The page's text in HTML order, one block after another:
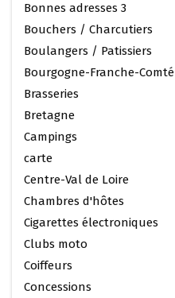
Bonnes adresses 3
Bouchers / Charcutiers
Boulangers / Patissiers
Bourgogne-Franche-Comté
Brasseries
Bretagne
Campings
carte
Centre-Val de Loire
Chambres d'hôtes
Cigarettes électroniques
Clubs moto
Coiffeurs
Concessions